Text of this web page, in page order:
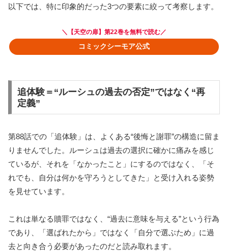
以下では、特に印象的だった3つの要素に絞って考察します。
＼【天空の扉】第22巻を無料で読む／
コミックシーモア公式
追体験＝“ルーシュの過去の否定”ではなく“再
定義”
第88話での「追体験」は、よくある“後悔と謝罪”の構造に留ま
りませんでした。ルーシュは過去の選択に確かに痛みを感じ
ているが、それを「なかったこと」にするのではなく、「そ
れでも、自分は何かを守ろうとしてきた」と受け入れる姿勢
を見せています。
これは単なる贖罪ではなく、“過去に意味を与える”という行為
であり、「選ばれたから」ではなく「自分で選ぶため」に過
去と向き合う必要があったのだと読み取れます。